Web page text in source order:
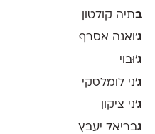
בתיה קולטון
ג'ואנה אסרף
ג'וּבּוֹי
ג׳ני לומלסקי
ג׳ני ציקון
גבריאל יעבץ